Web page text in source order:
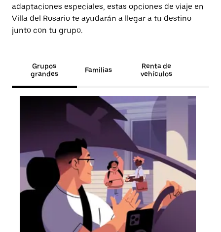
adaptaciones especiales, estas opciones de viaje en
Villa del Rosario te ayudarán a llegar a tu destino
junto con tu grupo.
Grupos
grandes
Familias
Renta de
vehículos